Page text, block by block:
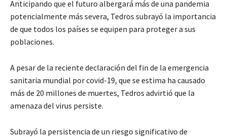
Anticipando que el futuro albergará más de una pandemia
potencialmente más severa, Tedros subrayó la importancia
de que todos los países se equipen para proteger a sus
poblaciones.
A pesar de la reciente declaración del fin de la emergencia
sanitaria mundial por covid-19, que se estima ha causado
más de 20 millones de muertes, Tedros advirtió que la
amenaza del virus persiste.
Subrayó la persistencia de un riesgo significativo de